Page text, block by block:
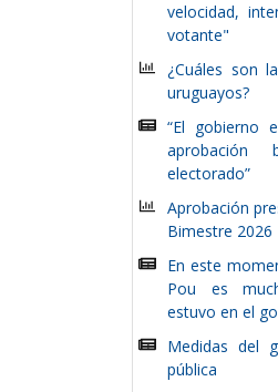
velocidad,
votante"
¿Cuáles son
uruguayos?
“El gobierno
electorado”
Aprobación
Bimestre 2026
En este
Pou es
estuvo en el
Medidas del
pública